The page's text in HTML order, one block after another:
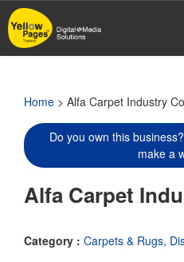
Skip
to
main
Home > Alfa Carpet Industry
Do you own this
make a
Alfa Carpet
Category : Carpets & Rugs,